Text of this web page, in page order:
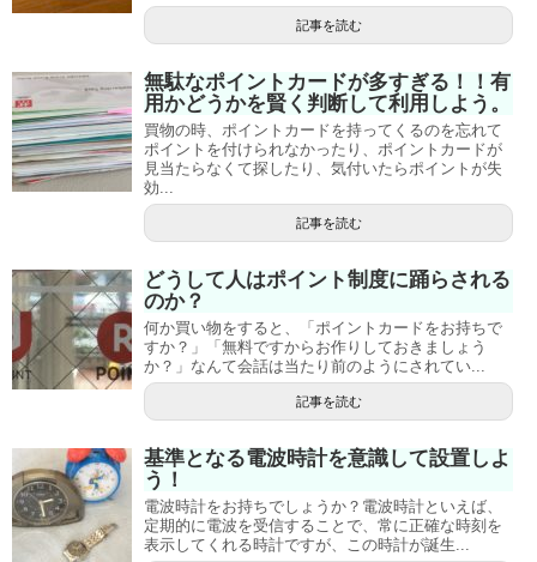
記事を読む
無駄なポイントカードが多すぎる！！有
用かどうかを賢く判断して利用しよう。
買物の時、ポイントカードを持ってくるのを忘れて
ポイントを付けられなかったり、ポイントカードが
見当たらなくて探したり、気付いたらポイントが失
効...
記事を読む
どうして人はポイント制度に踊らされる
のか？
何か買い物をすると、「ポイントカードをお持ちで
すか？」「無料ですからお作りしておきましょう
か？」なんて会話は当たり前のようにされてい...
記事を読む
基準となる電波時計を意識して設置しよ
う！
電波時計をお持ちでしょうか？電波時計といえば、
定期的に電波を受信することで、常に正確な時刻を
表示してくれる時計ですが、この時計が誕生...